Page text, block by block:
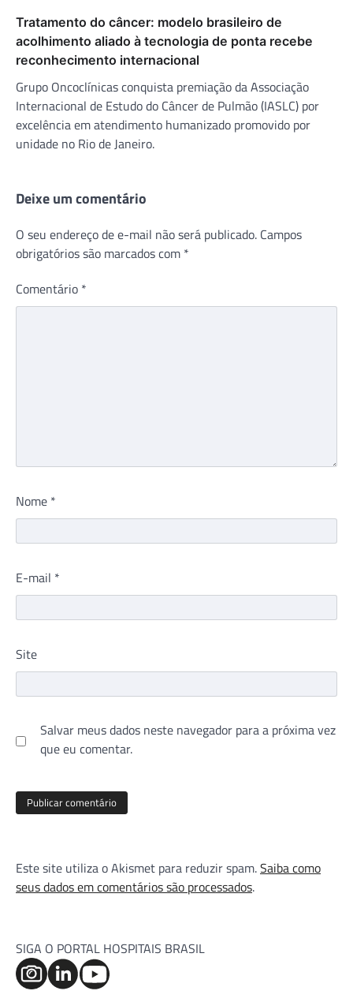
Tratamento do câncer: modelo brasileiro de
acolhimento aliado à tecnologia de ponta recebe
reconhecimento internacional
Grupo Oncoclínicas conquista premiação da Associação
Internacional de Estudo do Câncer de Pulmão (IASLC) por
excelência em atendimento humanizado promovido por
unidade no Rio de Janeiro.
Deixe um comentário
O seu endereço de e-mail não será publicado. Campos
obrigatórios são marcados com *
Comentário *
Nome *
E-mail *
Site
Salvar meus dados neste navegador para a próxima vez
que eu comentar.
Este site utiliza o Akismet para reduzir spam.Saiba como
seus dados em comentários são processados.
SIGA O PORTAL HOSPITAIS BRASIL